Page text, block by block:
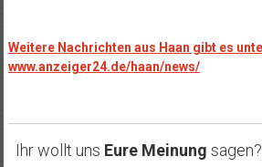
Weitere Nachrichten aus Haan gibt es
www.anzeiger24.de/haan/news/
Ihr wollt uns Eure Meinung